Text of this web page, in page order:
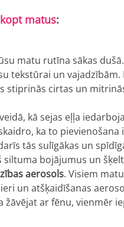
matus:
matu rutīna sākas
tekstūrai un vajadzībām.
cirtas un
kā sejas eļļa
ka to pievienošana
tās sulīgākas un
bojājumus un
aerosols. Visiem
un atšķaidīšanas
žāvējat ar fēnu, vienmēr